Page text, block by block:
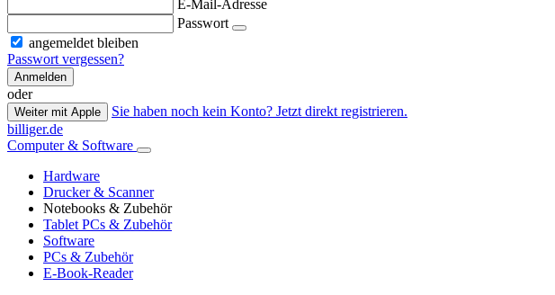
E-Mail-Adresse
Passwort
angemeldet bleiben
Passwort vergessen?
Anmelden
oder
Weiter mit Apple
Sie haben noch kein Konto? Jetzt direkt registrieren.
billiger.de
Computer & Software
Hardware
Drucker & Scanner
Notebooks & Zubehör
Tablet PCs & Zubehör
Software
PCs & Zubehör
E-Book-Reader